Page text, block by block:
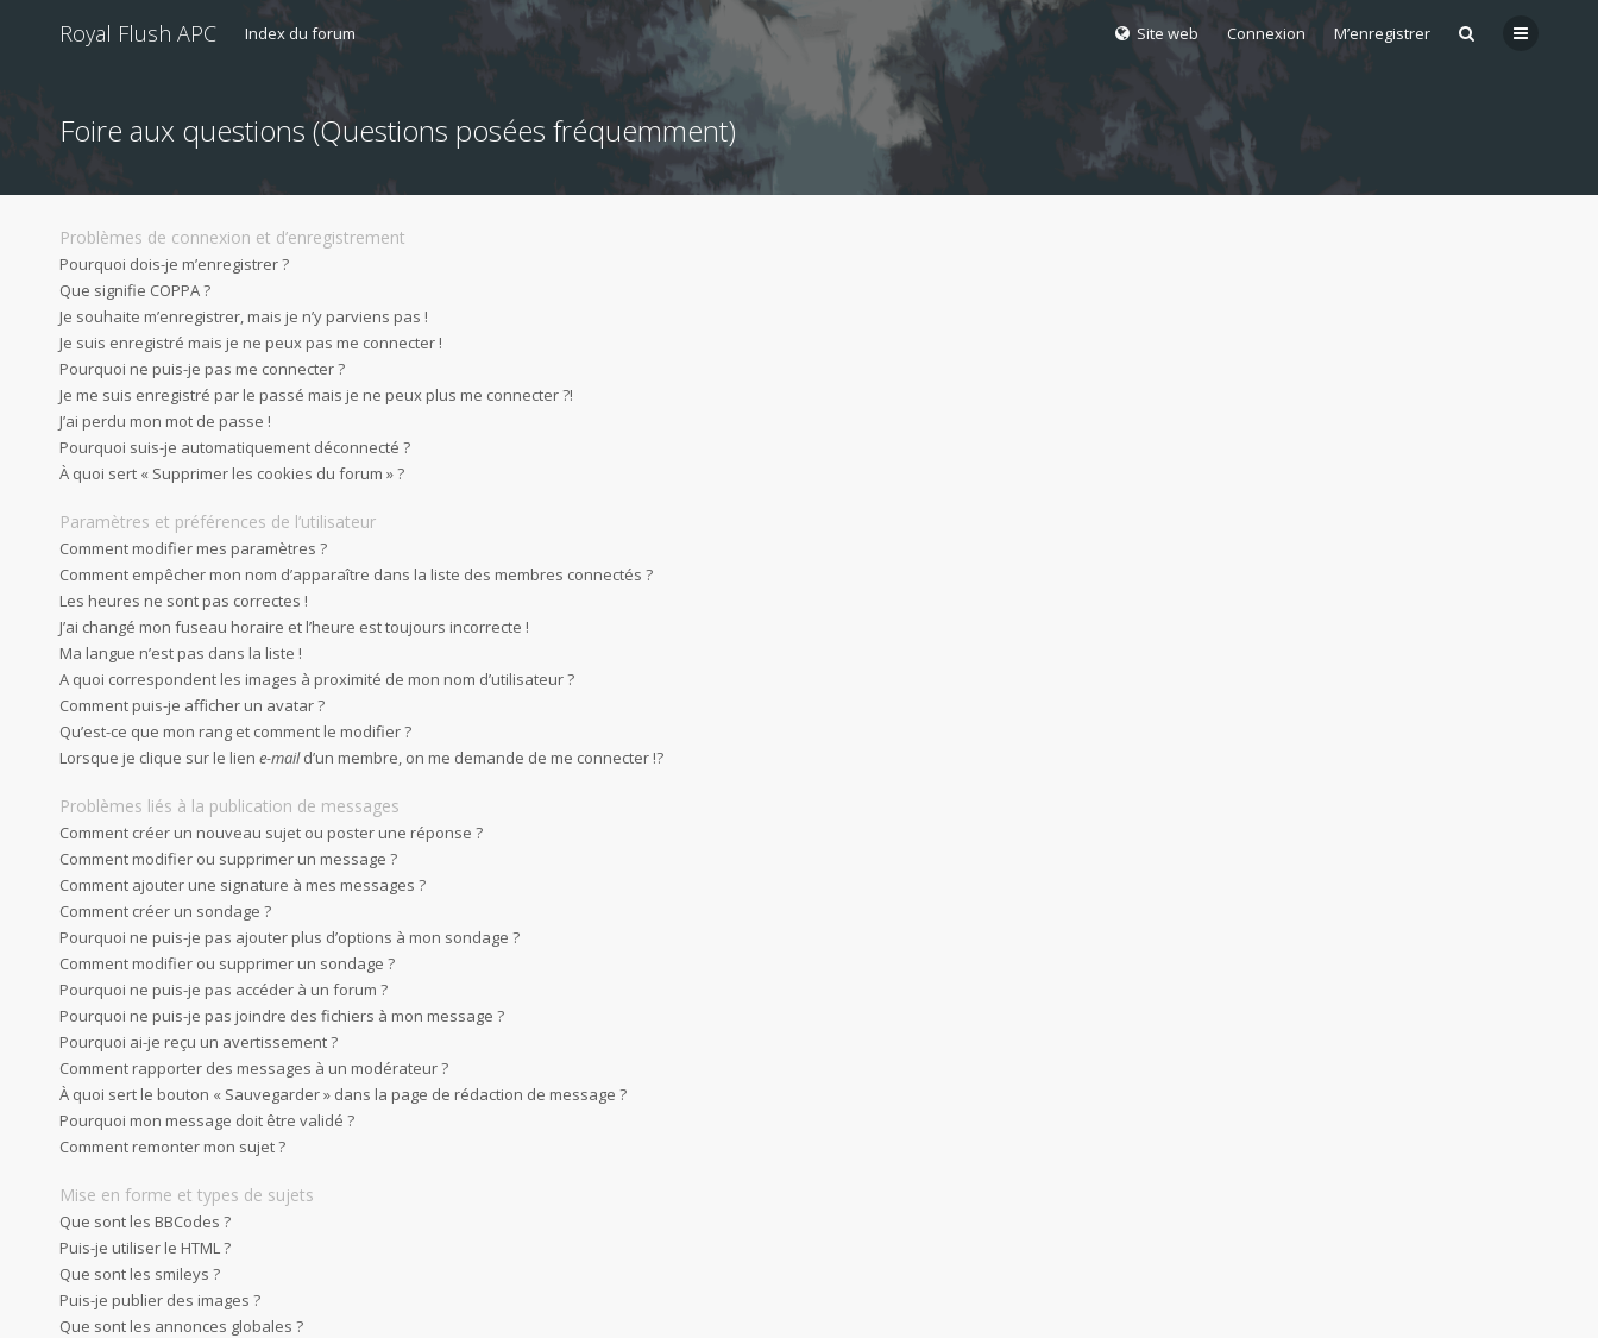
Royal Flush APC Site web Connexion M’enregistrer
Index du forum
Foire aux questions (Questions posées fréquemment)
Problèmes de connexion et d’enregistrement
Pourquoi dois-je m’enregistrer ?
Que signifie COPPA ?
Je souhaite m’enregistrer, mais je n’y parviens pas !
Je suis enregistré mais je ne peux pas me connecter !
Pourquoi ne puis-je pas me connecter ?
Je me suis enregistré par le passé mais je ne peux plus me connecter ?!
J’ai perdu mon mot de passe !
Pourquoi suis-je automatiquement déconnecté ?
À quoi sert « Supprimer les cookies du forum » ?
Paramètres et préférences de l’utilisateur
Comment modifier mes paramètres ?
Comment empêcher mon nom d’apparaître dans la liste des membres connectés ?
Les heures ne sont pas correctes !
J’ai changé mon fuseau horaire et l’heure est toujours incorrecte !
Ma langue n’est pas dans la liste !
A quoi correspondent les images à proximité de mon nom d’utilisateur ?
Comment puis-je afficher un avatar ?
Qu’est-ce que mon rang et comment le modifier ?
Lorsque je clique sur le lien e-maild’un membre, on me demande de me connecter !?
Problèmes liés à la publication de messages
Comment créer un nouveau sujet ou poster une réponse ?
Comment modifier ou supprimer un message ?
Comment ajouter une signature à mes messages ?
Comment créer un sondage ?
Pourquoi ne puis-je pas ajouter plus d’options à mon sondage ?
Comment modifier ou supprimer un sondage ?
Pourquoi ne puis-je pas accéder à un forum ?
Pourquoi ne puis-je pas joindre des fichiers à mon message ?
Pourquoi ai-je reçu un avertissement ?
Comment rapporter des messages à un modérateur ?
À quoi sert le bouton « Sauvegarder » dans la page de rédaction de message ?
Pourquoi mon message doit être validé ?
Comment remonter mon sujet ?
Mise en forme et types de sujets
Que sont les BBCodes ?
Puis-je utiliser le HTML ?
Que sont les smileys ?
Puis-je publier des images ?
Que sont les annonces globales ?